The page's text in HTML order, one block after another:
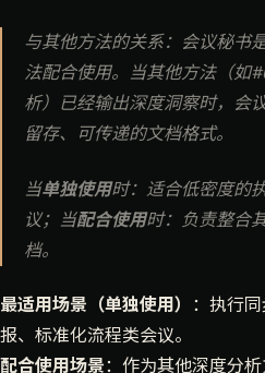
与其他方法的关系：会议秘书
法配合使用。当其他方法（如
析）已经输出深度洞察时，会
留存、可传递的文档格式。
当单独使用时：适合低密度的
议；当配合使用时：负责整合
档。
最适用场景（单独使用） ：执行
报、标准化流程类会议。
配合使用场景：作为其他深度分析